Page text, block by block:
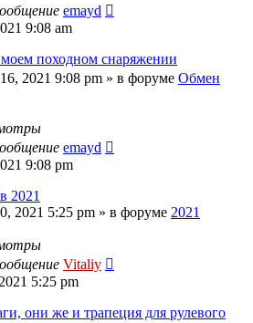
emayd
9:08 am
походном снаряжении
2021 9:08 pm » в форуме Обмен
emayd
9:08 pm
2021
2021 5:25 pm » в форуме 2021
Vitaliy
5:25 pm
они же и трапеция для рулевого